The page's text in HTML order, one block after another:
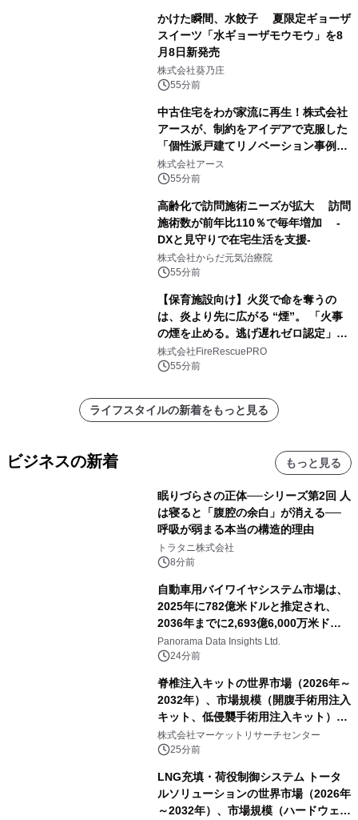
かけた瞬間、水餃子 夏限定ギョーザ
スイーツ「水ギョーザモウモウ」を8
月8日新発売
株式会社葵乃庄
55分前
中古住宅をわが家流に再生！株式会社
アースが、制約をアイデアで克服した
「個性派戸建てリノベーション事例5
選」を公開
株式会社アース
55分前
高齢化で訪問施術ニーズが拡大 訪問
施術数が前年比110％で毎年増加 -
DXと見守りで在宅生活を支援-
株式会社からだ元気治療院
55分前
【保育施設向け】火災で命を奪うの
は、炎より先に広がる “煙”。 「火事
の煙を止める。逃げ遅れゼロ認定」提
供開始
株式会社FireRescuePRO
55分前
ライフスタイルの新着をもっと見る
ビジネスの新着 もっと見る
眠りづらさの正体──シリーズ第2回 人
は寝ると「腹腔の余白」が消える──
呼吸が弱まる本当の構造的理由
トラタニ株式会社
8分前
自動車用バイワイヤシステム市場は、
2025年に782億米ドルと推定され、
2036年までに2,693億6,000万米ドル
に達すると予測されており、予測期間
（2026年～2036年）
Panorama Data Insights Ltd.
24分前
脊椎注入キットの世界市場（2026年～
2032年）、市場規模（開腹手術用注入
キット、低侵襲手術用注入キット）・
分析レポートを発表
株式会社マーケットリサーチセンター
25分前
LNG充填・荷役制御システム トータ
ルソリューションの世界市場（2026年
～2032年）、市場規模（ハードウェ